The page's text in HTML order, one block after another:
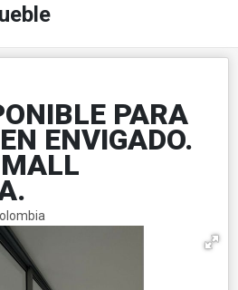
PARA
ENVIGADO.